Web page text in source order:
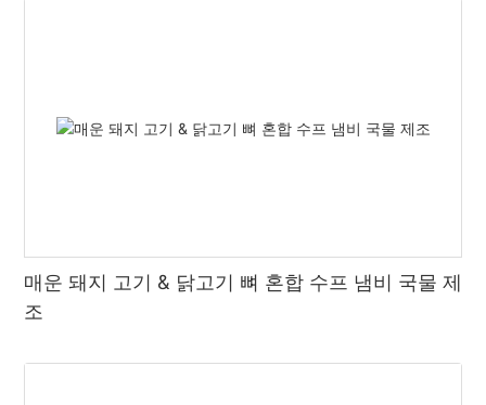
매운 돼지 고기 & 닭고기 뼈 혼합 수프 냄비 국물 제
조